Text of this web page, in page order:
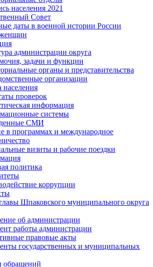
населения 2021
Совет
даты в военной истории России
администрации округа
задачи и функции
органы и представительства
организации
населения
проверок
информация
системы
СМИ
в программах и международное
визиты и рабочие поездки
политика
коррупции
Шпаковского муниципального округа
об администрации
работы администрации
правовые акты
государственных и муниципальных